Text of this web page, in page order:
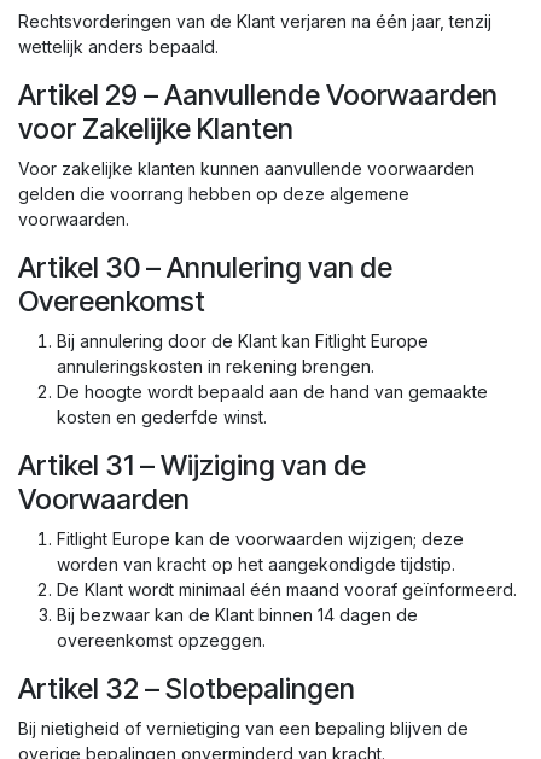
Rechtsvorderingen van de Klant verjaren na één jaar, tenzij
wettelijk anders bepaald.
Artikel 29 – Aanvullende Voorwaarden
voor Zakelijke Klanten
Voor zakelijke klanten kunnen aanvullende voorwaarden
gelden die voorrang hebben op deze algemene
voorwaarden.
Artikel 30 – Annulering van de
Overeenkomst
Bij annulering door de Klant kan Fitlight Europe
annuleringskosten in rekening brengen.
De hoogte wordt bepaald aan de hand van gemaakte
kosten en gederfde winst.
Artikel 31 – Wijziging van de
Voorwaarden
Fitlight Europe kan de voorwaarden wijzigen; deze
worden van kracht op het aangekondigde tijdstip.
De Klant wordt minimaal één maand vooraf geïnformeerd.
Bij bezwaar kan de Klant binnen 14 dagen de
overeenkomst opzeggen.
Artikel 32 – Slotbepalingen
Bij nietigheid of vernietiging van een bepaling blijven de
overige bepalingen onverminderd van kracht.